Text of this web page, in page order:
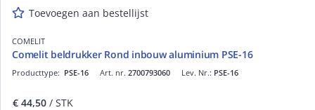
Toevoegen aan bestellijst
COMELIT
Comelit beldrukker Rond inbouw aluminium PSE-16
Art. nr. 2700793060
Producttype: PSE-16 Lev. Nr.: PSE-16
€ 44,50 / STK